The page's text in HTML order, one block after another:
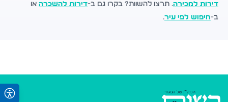
דירות למכירה. תרצו להשוות? בקרו גם ב-דירות להשכרה או
ב-חיפוש לפי עיר.